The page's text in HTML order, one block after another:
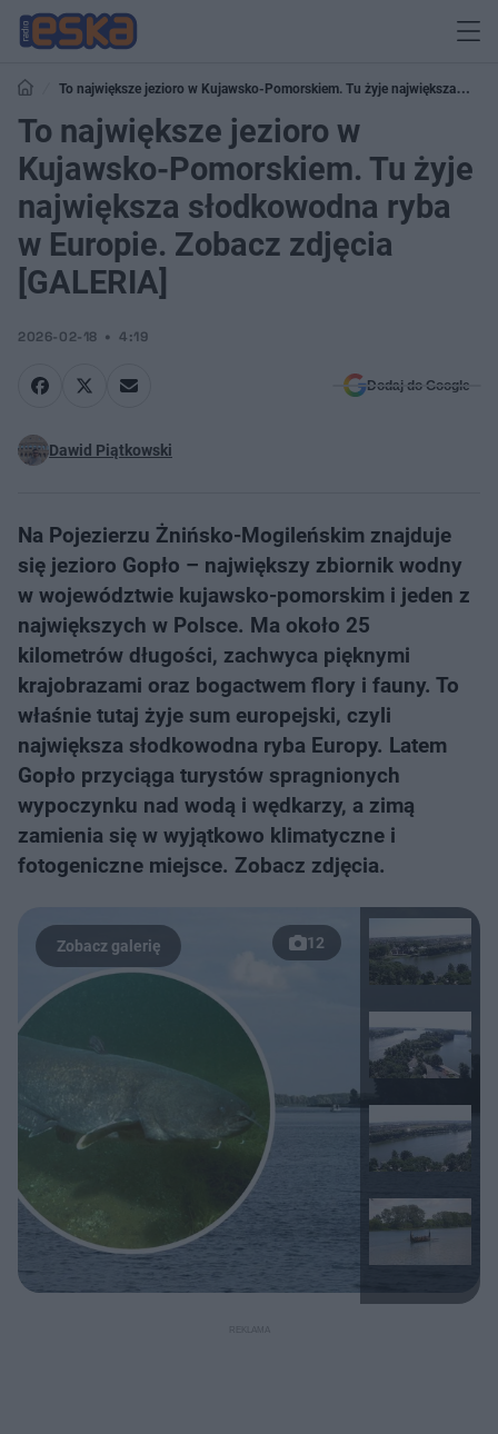
To największe jezioro w Kujawsko-Pomorskiem. Tu żyje największa
słodkowodna ryba w Europie. Zobacz zdjęcia [GALERIA]
To największe jezioro w
Kujawsko-Pomorskiem. Tu żyje
największa słodkowodna ryba
w Europie. Zobacz zdjęcia
[GALERIA]
2026-02-18 4:19
Dodaj do Google
Dawid Piątkowski
Na Pojezierzu Żnińsko-Mogileńskim znajduje
się jezioro Gopło – największy zbiornik wodny
w województwie kujawsko-pomorskim i jeden z
największych w Polsce. Ma około 25
kilometrów długości, zachwyca pięknymi
krajobrazami oraz bogactwem flory i fauny. To
właśnie tutaj żyje sum europejski, czyli
największa słodkowodna ryba Europy. Latem
Gopło przyciąga turystów spragnionych
wypoczynku nad wodą i wędkarzy, a zimą
zamienia się w wyjątkowo klimatyczne i
fotogeniczne miejsce. Zobacz zdjęcia.
12